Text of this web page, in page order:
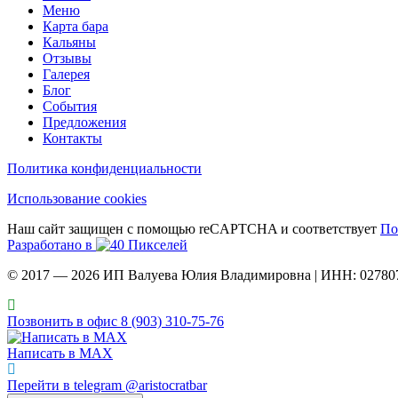
Меню
Карта бара
Кальяны
Отзывы
Галерея
Блог
События
Предложения
Контакты
Политика конфиденциальности
Использование cookies
Наш сайт защищен с помощью reCAPTCHA и соответствует
Разработано в
© 2017 — 2026 ИП Валуева Юлия Владимировна | ИНН:
Позвонить в офис 8 (903) 310‑75‑76
Написать в MAX
Перейти в telegram @aristocratbar